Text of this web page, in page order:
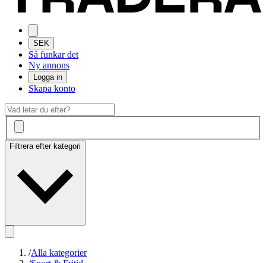
SEK
Så funkar det
Ny annons
Logga in
Skapa konto
Filtrera efter kategori
/Alla kategorier